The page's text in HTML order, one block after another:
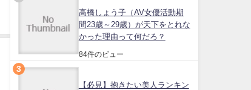
高橋しょう子（AV女優活動期
間23歳～29歳）が天下をとれな
かった理由って何だろ？
84件のビュー
【必見】抱きたい美人ランキン